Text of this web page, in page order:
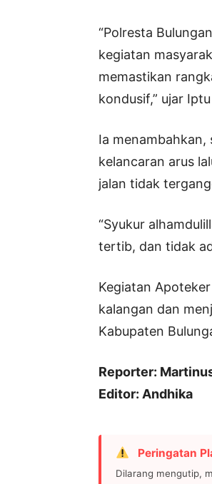
“Polresta
kegiatan
memastikan
kondusif,” ujar
Ia menambahkan,
kelancaran arus
jalan tidak
“Syukur
tertib, dan tidak
Kegiatan
kalangan dan
Kabupaten
Reporter:
Editor: Andhika
Peringatan
Dilarang mengutip,